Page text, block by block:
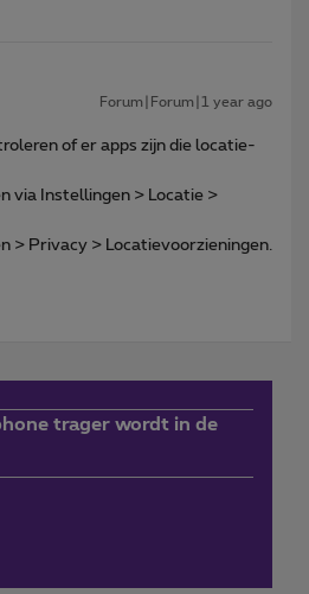
Forum|Forum|1 year ago
of er apps zijn die locatie-
via Instellingen > Locatie >
> Privacy > Locatievoorzieningen.
trager wordt in de